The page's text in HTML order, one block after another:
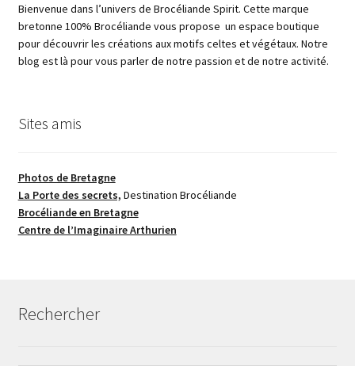
Bienvenue dans l’univers de Brocéliande Spirit. Cette marque
bretonne 100% Brocéliande vous propose un espace boutique
pour découvrir les créations aux motifs celtes et végétaux. Notre
blog est là pour vous parler de notre passion et de notre activité.
Sites amis
Photos de Bretagne
La Porte des secrets, Destination Brocéliande
Brocéliande en Bretagne
Centre de l’Imaginaire Arthurien
Rechercher